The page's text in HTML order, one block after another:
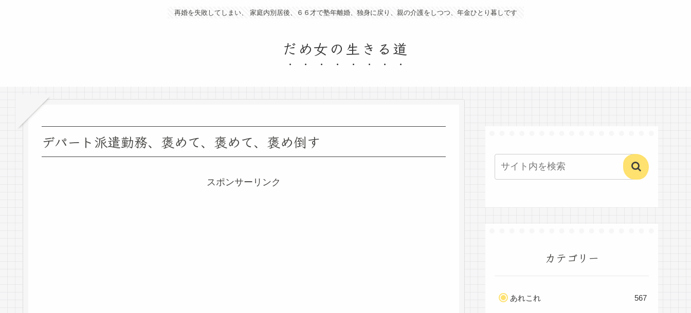
再婚を失敗してしまい、 家庭内別居後、６６才で塾年離婚、独身に戻り、親の介護をしつつ、年金ひとり暮しです
だめ女の生きる道
デパート派遣勤務、褒めて、褒めて、褒め倒す
スポンサーリンク
カテゴリー
あれこれ 567